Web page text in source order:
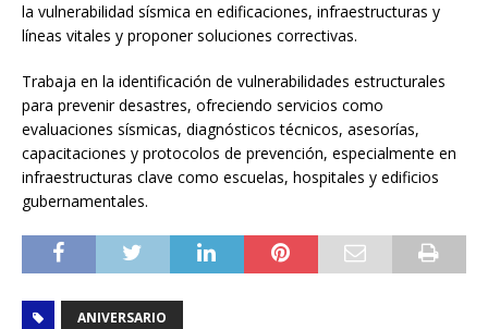
la vulnerabilidad sísmica en edificaciones, infraestructuras y
líneas vitales y proponer soluciones correctivas.
Trabaja en la identificación de vulnerabilidades estructurales
para prevenir desastres, ofreciendo servicios como
evaluaciones sísmicas, diagnósticos técnicos, asesorías,
capacitaciones y protocolos de prevención, especialmente en
infraestructuras clave como escuelas, hospitales y edificios
gubernamentales.
ANIVERSARIO